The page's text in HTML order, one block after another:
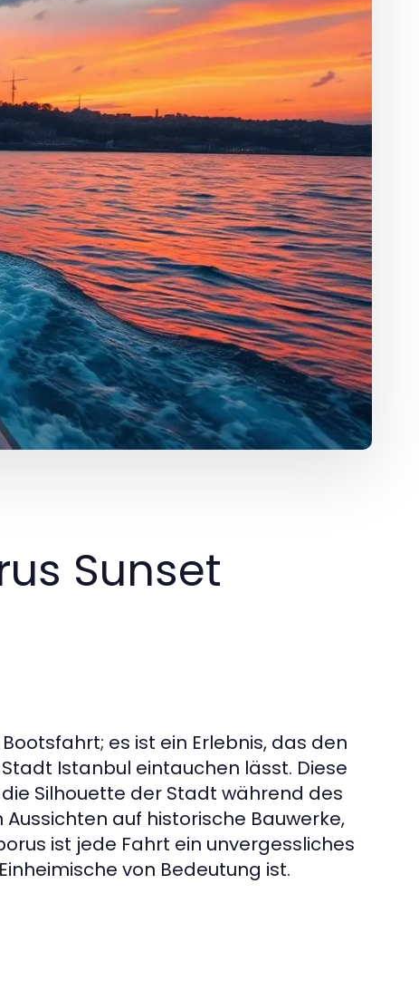
Sunset
es ist ein Erlebnis, das den
Istanbul eintauchen lässt. Diese
Silhouette der Stadt während des
auf historische Bauwerke,
ist jede Fahrt ein unvergessliches
von Bedeutung ist.